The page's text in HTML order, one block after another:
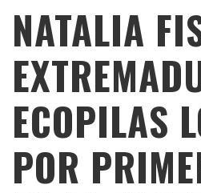
NATALIA
ECOPILAS
POR